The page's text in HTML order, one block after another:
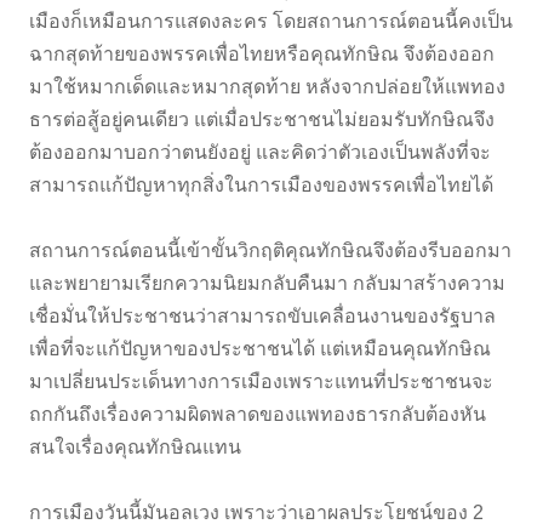
เมืองก็เหมือนการแสดงละคร โดยสถานการณ์ตอนนี้คงเป็น
ฉากสุดท้ายของพรรคเพื่อไทยหรือคุณทักษิณ จึงต้องออก
มาใช้หมากเด็ดและหมากสุดท้าย หลังจากปล่อยให้แพทอง
ธารต่อสู้อยู่คนเดียว แต่เมื่อประชาชนไม่ยอมรับทักษิณจึง
ต้องออกมาบอกว่าตนยังอยู่ และคิดว่าตัวเองเป็นพลังที่จะ
สามารถแก้ปัญหาทุกสิ่งในการเมืองของพรรคเพื่อไทยได้
สถานการณ์ตอนนี้เข้าขั้นวิกฤติคุณทักษิณจึงต้องรีบออกมา
และพยายามเรียกความนิยมกลับคืนมา กลับมาสร้างความ
เชื่อมั่นให้ประชาชนว่าสามารถขับเคลื่อนงานของรัฐบาล
เพื่อที่จะแก้ปัญหาของประชาชนได้ แต่เหมือนคุณทักษิณ
มาเปลี่ยนประเด็นทางการเมืองเพราะแทนที่ประชาชนจะ
ถกกันถึงเรื่องความผิดพลาดของแพทองธารกลับต้องหัน
สนใจเรื่องคุณทักษิณแทน
การเมืองวันนี้มันอลเวง เพราะว่าเอาผลประโยชน์ของ 2